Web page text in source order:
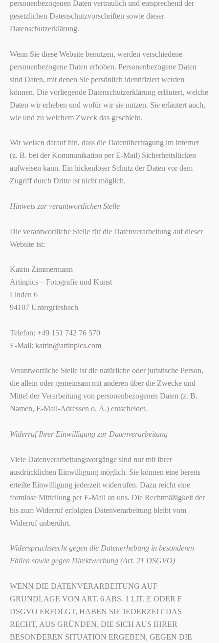
personenbezogenen Daten vertraulich und entsprechend der
gesetzlichen Datenschutzvorschriften sowie dieser
Datenschutzerklärung.
Wenn Sie diese Website benutzen, werden verschiedene
personenbezogene Daten erhoben. Personenbezogene Daten
sind Daten, mit denen Sie persönlich identifiziert werden
können. Die vorliegende Datenschutzerklärung erläutert, welche
Daten wir erheben und wofür wir sie nutzen. Sie erläutert auch,
wie und zu welchem Zweck das geschieht.
Wir weisen darauf hin, dass die Datenübertragung im Internet
(z. B. bei der Kommunikation per E-Mail) Sicherheitslücken
aufweisen kann. Ein lückenloser Schutz der Daten vor dem
Zugriff durch Dritte ist nicht möglich.
Hinweis zur verantwortlichen Stelle
Die verantwortliche Stelle für die Datenverarbeitung auf dieser
Website ist:
Katrin Zimmermann
Artinpics – Fotografie und Kunst
Linden 6
94107 Untergriesbach
Telefon: +49 151 742 76 570
E-Mail: katrin@artinpics.com
Verantwortliche Stelle ist die natürliche oder juristische Person,
die allein oder gemeinsam mit anderen über die Zwecke und
Mittel der Verarbeitung von personenbezogenen Daten (z. B.
Namen, E-Mail-Adressen o. Ä.) entscheidet.
Widerruf Ihrer Einwilligung zur Datenverarbeitung
Viele Datenverarbeitungsvorgänge sind nur mit Ihrer
ausdrücklichen Einwilligung möglich. Sie können eine bereits
erteilte Einwilligung jederzeit widerrufen. Dazu reicht eine
formlose Mitteilung per E-Mail an uns. Die Rechtmäßigkeit der
bis zum Widerruf erfolgten Datenverarbeitung bleibt vom
Widerruf unberührt.
Widerspruchsrecht gegen die Datenerhebung in besonderen
Fällen sowie gegen Direktwerbung (Art. 21 DSGVO)
WENN DIE DATENVERARBEITUNG AUF
GRUNDLAGE VON ART. 6 ABS. 1 LIT. E ODER F
DSGVO ERFOLGT, HABEN SIE JEDERZEIT DAS
RECHT, AUS GRÜNDEN, DIE SICH AUS IHRER
BESONDEREN SITUATION ERGEBEN, GEGEN DIE